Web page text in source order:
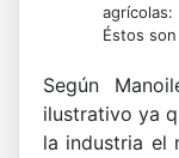
Éstos
Según
ilustrativo ya
la industria el